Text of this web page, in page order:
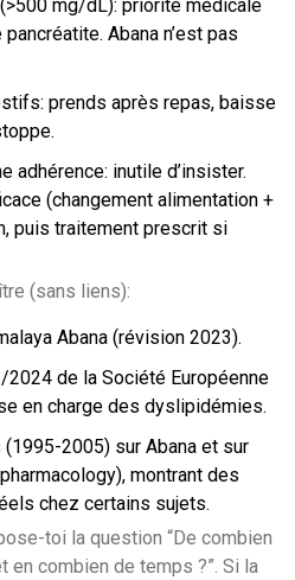
mg/dL): priorité médicale
Abana n’est pas
prends après repas, baisse
adhérence: inutile d’insister.
(changement alimentation +
puis traitement prescrit si
(sans liens):
Abana (révision 2023).
2024 de la Société Européenne
en charge des dyslipidémies.
2005) sur Abana et sur
montrant des
chez certains sujets.
toi la question “De combien
combien de temps ?”. Si la